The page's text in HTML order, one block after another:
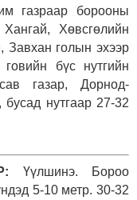
газраар борооны
Хөвсгөлийн
Завхан голын эхээр
бүс нутгийн
газар, Дорнод-
нутгаар 27-32
Үүлшинэ. Бороо
5-10 метр. 30-32